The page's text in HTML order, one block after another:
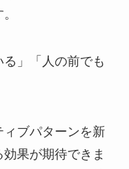
」「人の前でも
ィブパターンを新
果が期待できま